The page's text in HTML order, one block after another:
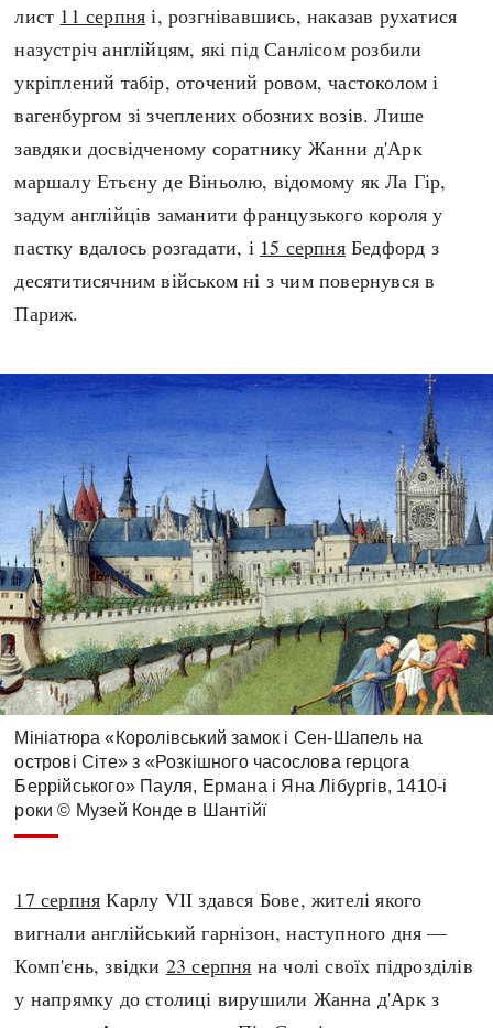
лист 11 серпня і, розгнівавшись, наказав рухатися
назустріч англійцям, які під Санлісом розбили
укріплений табір, оточений ровом, частоколом і
вагенбургом зі зчеплених обозних возів. Лише
завдяки досвідченому соратнику Жанни д'Арк
маршалу Етьєну де Віньолю, відомому як Ла Гір,
задум англійців заманити французького короля у
пастку вдалось розгадати, і 15 серпняБедфорд з
десятитисячним військом ні з чим повернувся в
Париж.
Мініатюра «Королівський замок і Сен-Шапель на
острові Сіте» з «Розкішного часослова герцога
Беррійського» Пауля, Ермана і Яна Лібургів, 1410-і
роки © Музей Конде в Шантійї
17 серпня Карлу VII здався Бове, жителі якого
вигнали англійський гарнізон, наступного дня —
Комп'єнь, звідки 23 серпня на чолі своїх підрозділів
у напрямку до столиці вирушили Жанна д'Арк з